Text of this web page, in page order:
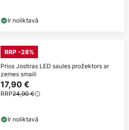
Ir noliktavā
RRP -28%
Prios Jostiras LED saules prožektors ar
zemes smaili
17,90 €
RRP24,90 €
Ir noliktavā